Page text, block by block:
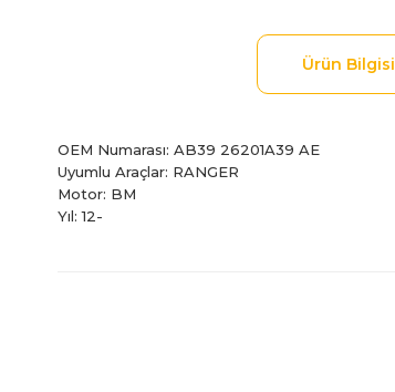
Ürün Bilgisi
OEM Numarası: AB39 26201A39 AE
Uyumlu Araçlar: RANGER
Motor: BM
Yıl: 12-